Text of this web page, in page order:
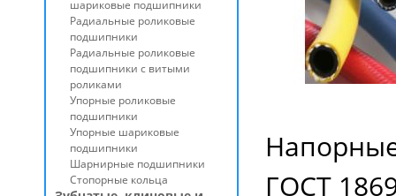
ГОСТ
шариковые подшипники
Радиальные роликовые
подшипники
Радиальные роликовые
подшипники с витыми
роликами
Упорные роликовые
подшипники
Упорные шариковые
подшипники
Шарнирные подшипники
Стопорные кольца